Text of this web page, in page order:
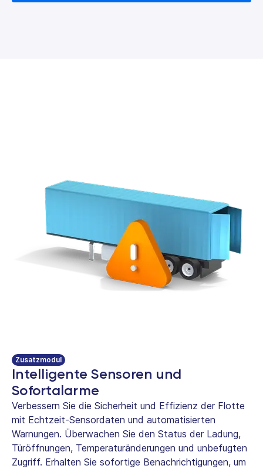
Zusatzmodul
Intelligente Sensoren und
Sofortalarme
Verbessern Sie die Sicherheit und Effizienz der Flotte
mit Echtzeit-Sensordaten und automatisierten
Warnungen. Überwachen Sie den Status der Ladung,
Türöffnungen, Temperaturänderungen und unbefugten
Zugriff. Erhalten Sie sofortige Benachrichtigungen, um